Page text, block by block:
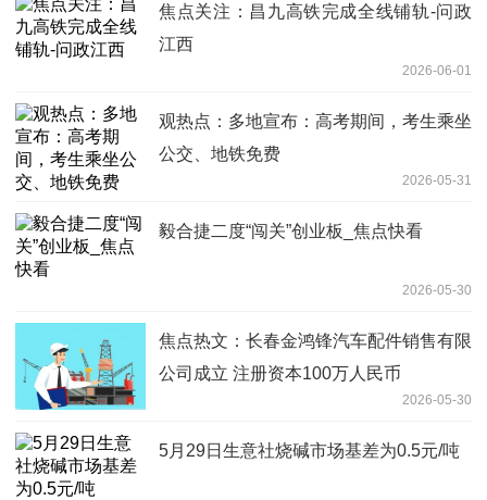
焦点关注：昌九高铁完成全线铺轨-问政
江西
2026-06-01
观热点：多地宣布：高考期间，考生乘坐
公交、地铁免费
2026-05-31
毅合捷二度“闯关”创业板_焦点快看
2026-05-30
焦点热文：长春金鸿锋汽车配件销售有限
公司成立 注册资本100万人民币
2026-05-30
5月29日生意社烧碱市场基差为0.5元/吨